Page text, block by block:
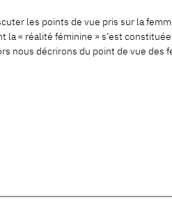
les points de vue pris sur la
« réalité féminine » s’est
nous décrirons du point de vue